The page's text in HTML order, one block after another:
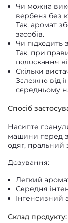
Чи можна
вербена без
Так, аромат
засобів.
Чи підходить
Так, при
полоскання
Скільки
Залежно від
середньому
Спосіб
Насипте
машини перед
одяг, пральний
Дозування:
Легкий
Середня
Інтенсивний
Склад продукту: